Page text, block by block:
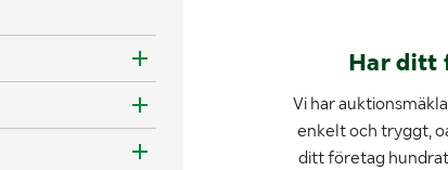
Har ditt
Vi har
enkelt och tryggt,
ditt företag